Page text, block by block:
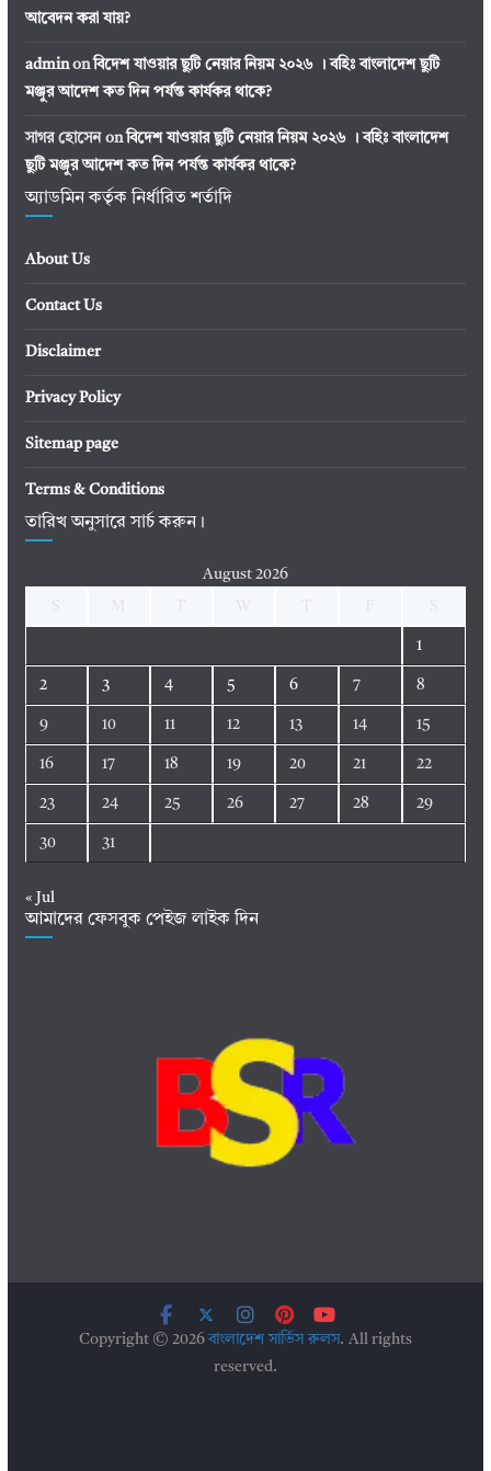
আবেদন করা যায়?
adminonবিদেশ যাওয়ার ছুটি নেয়ার নিয়ম ২০২৬ । বহিঃ বাংলাদেশ ছুটি
মঞ্জুর আদেশ কত দিন পর্যন্ত কার্যকর থাকে?
সাগর হোসেনonবিদেশ যাওয়ার ছুটি নেয়ার নিয়ম ২০২৬ । বহিঃ বাংলাদেশ
ছুটি মঞ্জুর আদেশ কত দিন পর্যন্ত কার্যকর থাকে?
অ্যাডমিন কর্তৃক নির্ধারিত শর্তাদি
About Us
Contact Us
Disclaimer
Privacy Policy
Sitemap page
Terms & Conditions
তারিখ অনুসারে সার্চ করুন।
August 2026
1
2 3 4 5 6 7 8
9 10 11 12 13 14 15
16 17 18 19 20 21 22
23 24 25 26 27 28 29
30 31
« Jul
আমাদের ফেসবুক পেইজ লাইক দিন
Copyright © 2026বাংলাদেশ সার্ভিস রুলস. All rights
reserved.